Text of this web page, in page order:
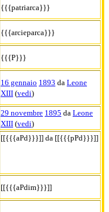
{{{patriarca}}}
{{{arcieparca}}}
{{{P}}}
16 gennaio 1893 da Leone
XIII (vedi)
29 novembre 1895 da Leone
XIII (vedi)
[[{{{aPd}}}]] da [[{{{pPd}}}]]
[[{{{aPdim}}}]]